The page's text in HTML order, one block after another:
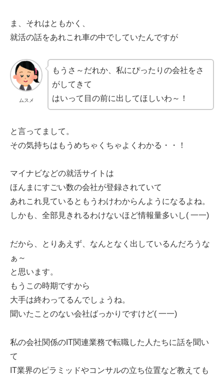
ま、それはともかく、
就活の話をあれこれ車の中でしていたんですが
ムスメ
もうさ～だれか、私にぴったりの会社をさ
がしてきて
はいって目の前に出してほしいわ～！
と言ってまして。
その気持ちはもうめちゃくちゃよくわかる・・！
マイナビなどの就活サイトは
ほんまにすごい数の会社が登録されていて
あれこれ見ているともうわけわからんようになるよね。
しかも、全部見きれるわけないほど情報量多いし( 一一)
だから、とりあえず、なんとなく出しているんだろうな
ぁ～
と思います。
もうこの時期ですから
大手は終わってるんでしょうね。
聞いたことのない会社ばっかりですけど( 一一)
私の会社関係のIT関連業務で転職した人たちに話を聞い
て
IT業界のピラミッドやコンサルの立ち位置など教えても